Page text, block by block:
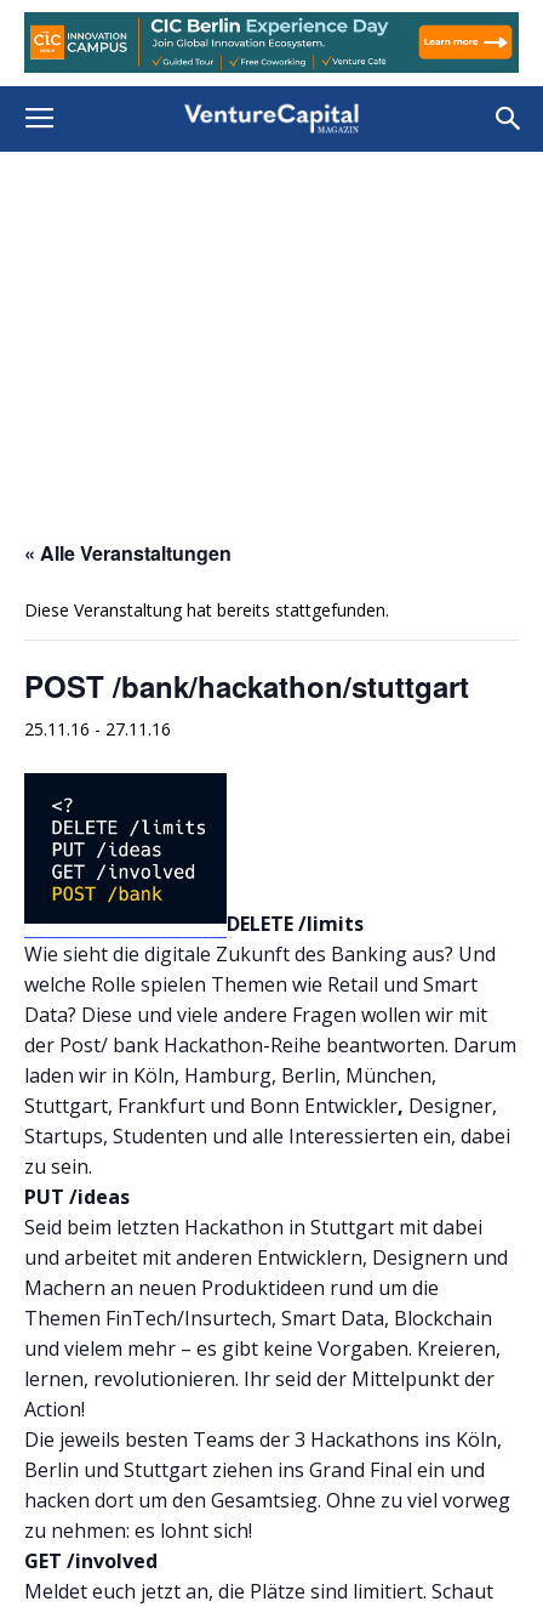
« Alle Veranstaltungen
Diese Veranstaltung hat bereits stattgefunden.
POST /bank/hackathon/stuttgart
25.11.16 - 27.11.16
DELETE /limits
Wie sieht die digitale Zukunft des Banking aus? Und
welche Rolle spielen Themen wie Retail und Smart
Data? Diese und viele andere Fragen wollen wir mit
der Post/ bank Hackathon-Reihe beantworten. Darum
laden wir in Köln, Hamburg, Berlin, München,
Stuttgart, Frankfurt und Bonn Entwickler, Designer,
Startups, Studenten und alle Interessierten ein, dabei
zu sein.
PUT /ideas
Seid beim letzten Hackathon in Stuttgart mit dabei
und arbeitet mit anderen Entwicklern, Designern und
Machern an neuen Produktideen rund um die
Themen FinTech/Insurtech, Smart Data, Blockchain
und vielem mehr – es gibt keine Vorgaben. Kreieren,
lernen, revolutionieren. Ihr seid der Mittelpunkt der
Action!
Die jeweils besten Teams der 3 Hackathons ins Köln,
Berlin und Stuttgart ziehen ins Grand Final ein und
hacken dort um den Gesamtsieg. Ohne zu viel vorweg
zu nehmen: es lohnt sich!
GET /involved
Meldet euch jetzt an, die Plätze sind limitiert. Schaut